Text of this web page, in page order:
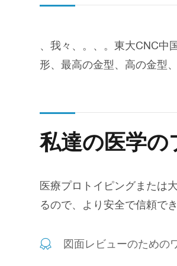
、我々、。、。東大CNC中
形、最高の金型、高の金型
私達の医学
医療プロトイピングまたは
るので、より安全で信頼で
図面レビューのための